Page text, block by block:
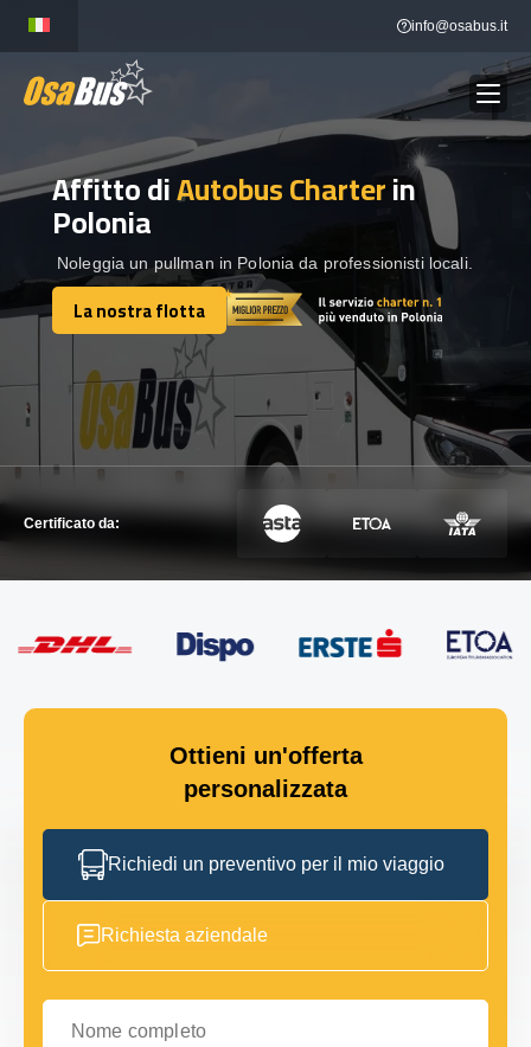
content
info@osabus.it
NOLEGGIO AUTOBUS Show dropdown
DESTINAZIONI Show dropdown
FLOTTA
METTITI IN CONTATTO
METTITI IN CONTATTO
Affitto diAutobus Charterin
Polonia
Noleggia un pullman in Polonia da professionisti locali.
La nostra flotta
La nostra flotta
Certificato da:
Ottieni un'offerta
personalizzata
Richiedi un preventivo per il mio viaggio
Richiesta aziendale
Nome completo